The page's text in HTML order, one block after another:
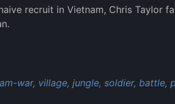
recruit in Vietnam, Chris Taylor
war, village, jungle, soldier, battle,